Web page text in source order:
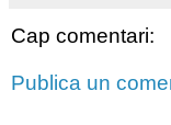
Cap comentari:
Publica un